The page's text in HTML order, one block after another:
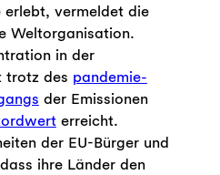
erlebt, vermeldet die
Weltorganisation.
in der
trotz des pandemie-
der Emissionen
erreicht.
der EU-Bürger und
ihre Länder den